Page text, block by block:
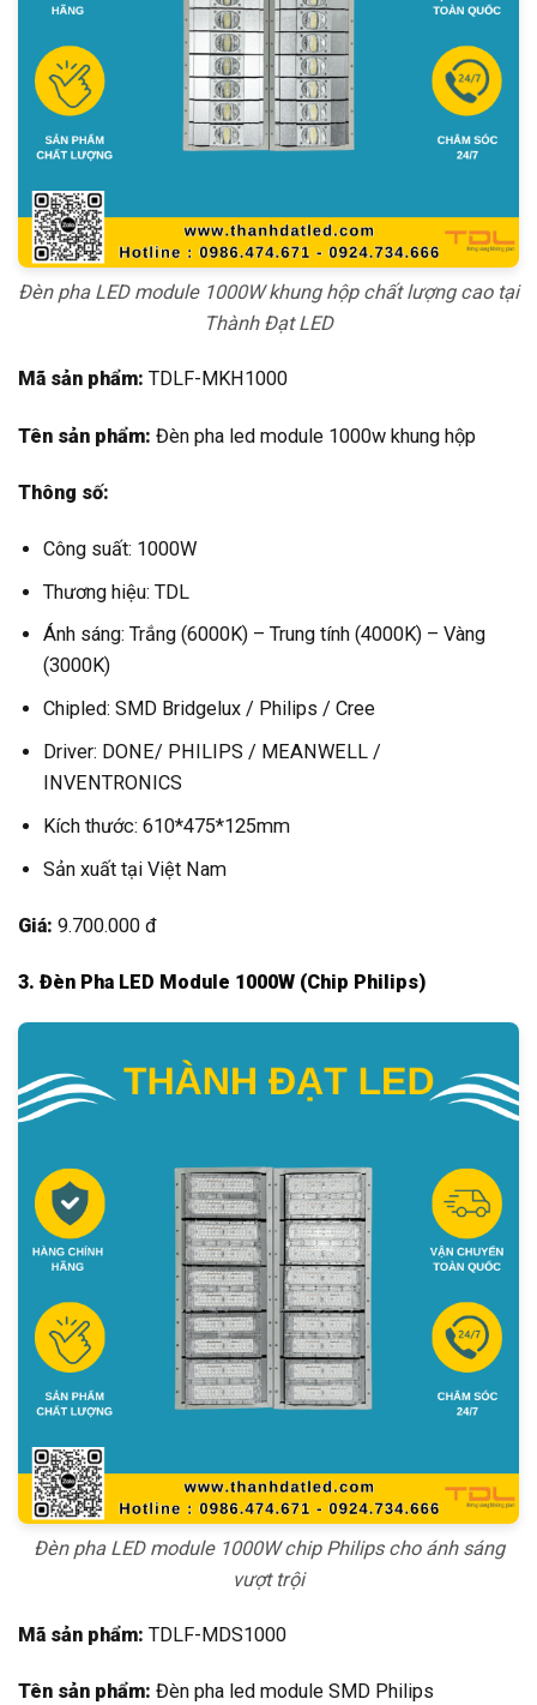
Đèn pha LED module 1000W khung hộp chất lượng cao tại
Thành Đạt LED
Mã sản phẩm: TDLF-MKH1000
Tên sản phẩm: Đèn pha led module 1000w khung hộp
Thông số:
Công suất: 1000W
Thương hiệu: TDL
Ánh sáng: Trắng (6000K) – Trung tính (4000K) – Vàng
(3000K)
Chipled: SMD Bridgelux / Philips / Cree
Driver: DONE/ PHILIPS / MEANWELL /
INVENTRONICS
Kích thước: 610*475*125mm
Sản xuất tại Việt Nam
Giá: 9.700.000 đ
3. Đèn Pha LED Module 1000W (Chip Philips)
Đèn pha LED module 1000W chip Philips cho ánh sáng
vượt trội
Mã sản phẩm: TDLF-MDS1000
Tên sản phẩm: Đèn pha led module SMD Philips